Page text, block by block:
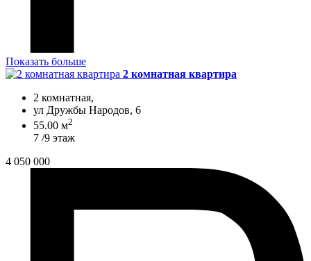
Показать больше
2 комнатная квартира
2 комнатная,
ул Дружбы Народов, 6
55.00 м2
7 /9 этаж
4 050 000